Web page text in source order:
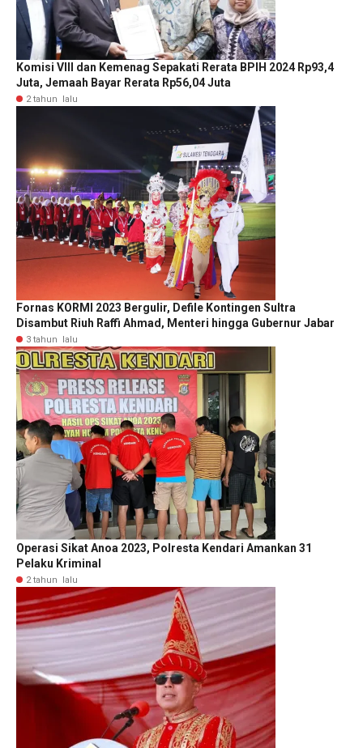
Komisi VIII dan Kemenag Sepakati Rerata BPIH 2024 Rp93,4
Juta, Jemaah Bayar Rerata Rp56,04 Juta
2 tahun lalu
Fornas KORMI 2023 Bergulir, Defile Kontingen Sultra
Disambut Riuh Raffi Ahmad, Menteri hingga Gubernur Jabar
3 tahun lalu
Operasi Sikat Anoa 2023, Polresta Kendari Amankan 31
Pelaku Kriminal
2 tahun lalu